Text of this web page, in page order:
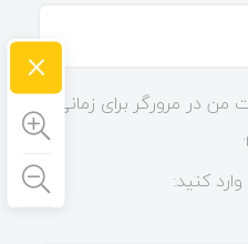
من در مرورگر برای زمانی
کنید:
×